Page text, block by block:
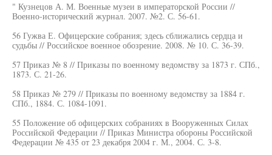
" Кузнецов А. М. Военные музеи в императорской России //
Военно-исторический журнал. 2007. №2. С. 56-61.
56 Гужва Е. Офицерские собрания; здесь сближались сердца и
судьбы // Российское военное обозрение. 2008. № 10. С. 36-39.
57 Приказ № 8 // Приказы по военному ведомству за 1873 г. СПб.,
1873. С. 21-26.
58 Приказ № 279 // Приказы по военному ведомству за 1884 г.
СПб., 1884. С. 1084-1091.
55 Положение об офицерских собраниях в Вооруженных Силах
Российской Федерации // Приказ Министра обороны Российской
Федерации № 435 от 23 декабря 2004 г. М., 2004. С. 3-8.